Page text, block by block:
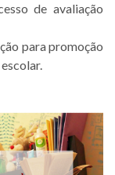
de avaliação
para promoção